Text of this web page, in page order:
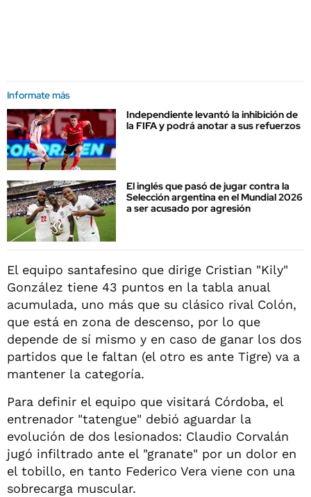
Informate más
Independiente levantó la inhibición de
la FIFA y podrá anotar a sus refuerzos
El inglés que pasó de jugar contra la
Selección argentina en el Mundial 2026
a ser acusado por agresión
El equipo santafesino que dirige Cristian "Kily"
González tiene 43 puntos en la tabla anual
acumulada, uno más que su clásico rival Colón,
que está en zona de descenso, por lo que
depende de sí mismo y en caso de ganar los dos
partidos que le faltan (el otro es ante Tigre) va a
mantener la categoría.
Para definir el equipo que visitará Córdoba, el
entrenador "tatengue" debió aguardar la
evolución de dos lesionados: Claudio Corvalán
jugó infiltrado ante el "granate" por un dolor en
el tobillo, en tanto Federico Vera viene con una
sobrecarga muscular.